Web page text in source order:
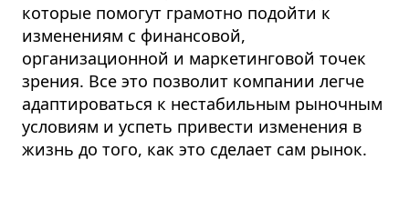
которые помогут грамотно подойти к
изменениям с финансовой,
организационной и маркетинговой точек
зрения. Все это позволит компании легче
адаптироваться к нестабильным рыночным
условиям и успеть привести изменения в
жизнь до того, как это сделает сам рынок.